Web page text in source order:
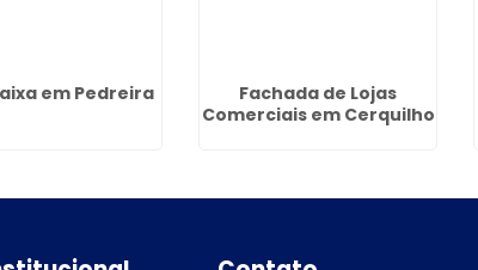
em Pedreira
Fachada de Lojas
Comerciais em Cerquilho